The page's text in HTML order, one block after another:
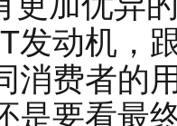
发动机，
消费者的
是要看最